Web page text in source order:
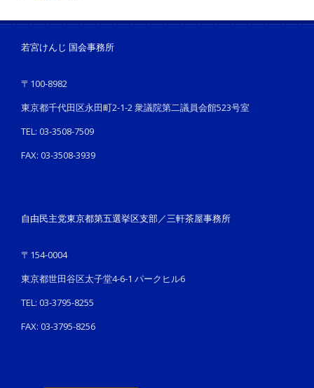
若宮けんじ 国会事務所
〒100-8982
東京都千代田区永田町2-1-2 衆議院第二議員会館523号室
TEL: 03-3508-7509
FAX: 03-3508-3939
自由民主党東京都第五選挙区支部／三軒茶屋事務所
〒154-0004
東京都世田谷区太子堂4-6-1 パークヒル6
TEL: 03-3795-8255
FAX: 03-3795-8256